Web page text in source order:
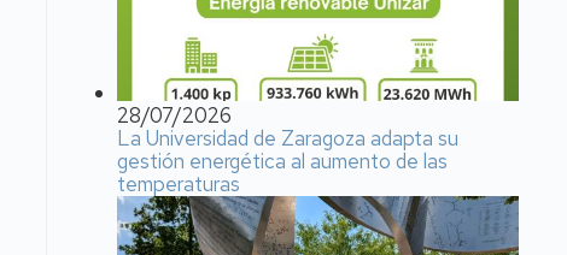
28/07/2026
La Universidad de Zaragoza adapta su
gestión energética al aumento de las
temperaturas